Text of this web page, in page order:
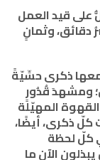
على قيد العمل
دقائق، وثمانٍ
ذكرى حسِّيّةً
ومشهدَ قُدُورٍ
المهيّلة
كلّ ذكرى، أيضًا،
كلّ لحظة
الآن ما